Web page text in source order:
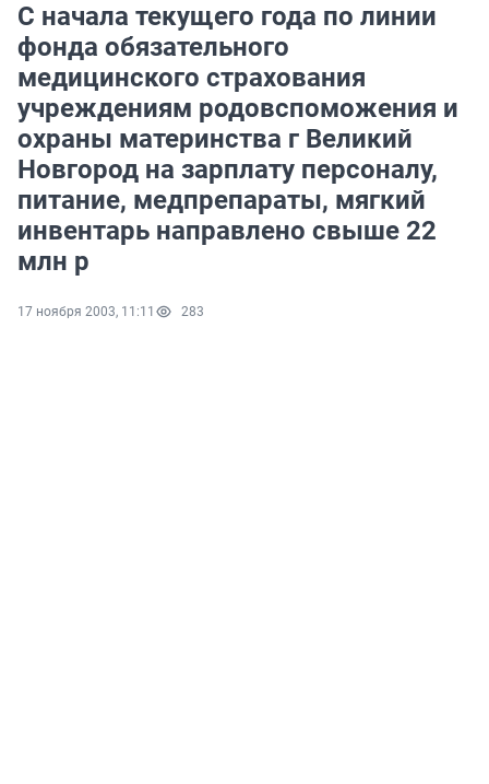
С начала текущего года по линии
фонда обязательного
медицинского страхования
учреждениям родовспоможения и
охраны материнства г Великий
Новгород на зарплату персоналу,
питание, медпрепараты, мягкий
инвентарь направлено свыше 22
млн р
17 ноября 2003, 11:11 283